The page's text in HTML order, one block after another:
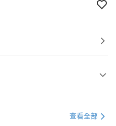
查看全部